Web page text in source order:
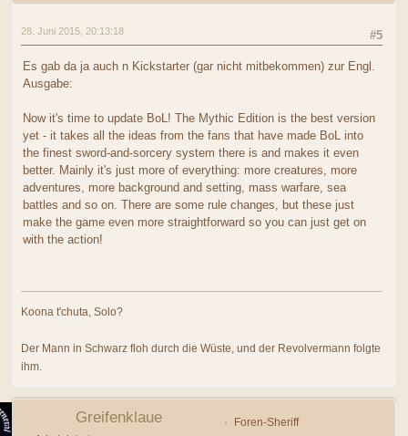
#5
28. Juni 2015, 20:13:18
Es gab da ja auch n Kickstarter (gar nicht mitbekommen) zur Engl.
Ausgabe:
Now it's time to update BoL! The Mythic Edition is the best version
yet - it takes all the ideas from the fans that have made BoL into
the finest sword-and-sorcery system there is and makes it even
better. Mainly it's just more of everything: more creatures, more
adventures, more background and setting, mass warfare, sea
battles and so on. There are some rule changes, but these just
make the game even more straightforward so you can just get on
with the action!
Koona t'chuta, Solo?
Der Mann in Schwarz floh durch die Wüste, und der Revolvermann folgte
ihm.
Greifenklaue
Foren-Sheriff